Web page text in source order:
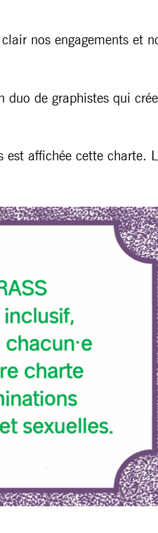
nos engagements et
de graphistes qui
est affichée cette